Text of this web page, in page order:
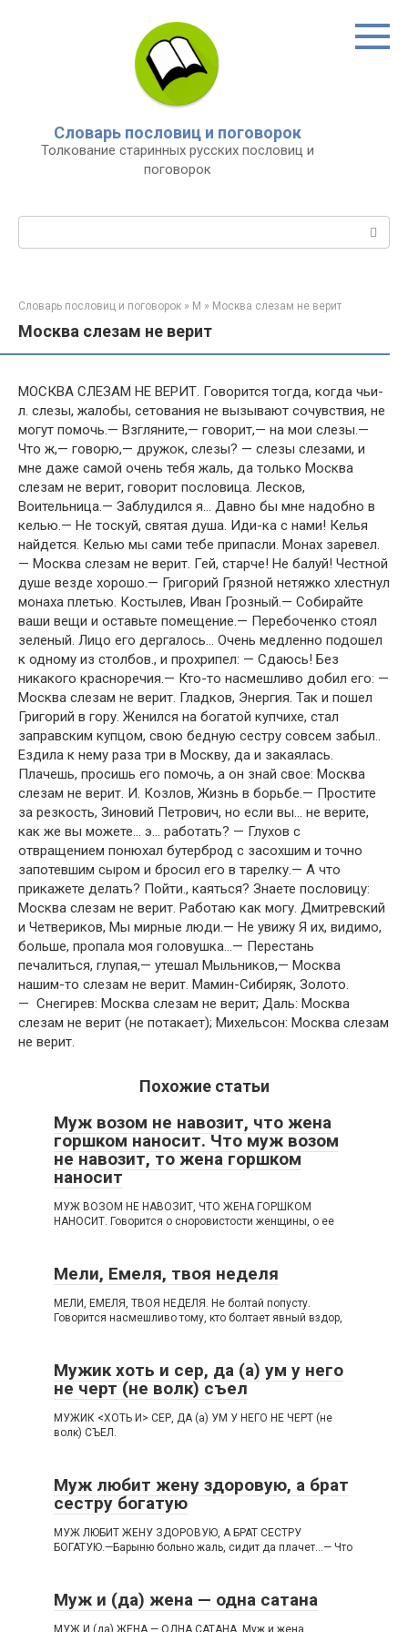
Словарь пословиц и поговорок
Толкование старинных русских пословиц и
поговорок
Словарь пословиц и поговорок » М » Москва слезам не верит
Москва слезам не верит
МОСКВА СЛЕЗАМ НЕ ВЕРИТ. Говорится тогда, когда чьи-
л. слезы, жалобы, сетования не вызывают сочувствия, не
могут помочь.— Взгляните,— говорит,— на мои слезы.—
Что ж,— говорю,— дружок, слезы? — слезы слезами, и
мне даже самой очень тебя жаль, да только Москва
слезам не верит, говорит пословица. Лесков,
Воительница.— Заблудился я… Давно бы мне надобно в
келью.— Не тоскуй, святая душа. Иди-ка с нами! Келья
найдется. Келью мы сами тебе припасли. Монах заревел.
— Москва слезам не верит. Гей, старче! Не балуй! Честной
душе везде хорошо.— Григорий Грязной нетяжко хлестнул
монаха плетью. Костылев, Иван Грозный.— Собирайте
ваши вещи и оставьте помещение.— Перебоченко стоял
зеленый. Лицо его дергалось… Очень медленно подошел
к одному из столбов., и прохрипел: — Сдаюсь! Без
никакого красноречия.— Кто-то насмешливо добил его: —
Москва слезам не верит. Гладков, Энергия. Так и пошел
Григорий в гору. Женился на богатой купчихе, стал
заправским купцом, свою бедную сестру совсем забыл..
Ездила к нему раза три в Москву, да и закаялась.
Плачешь, просишь его помочь, а он знай свое: Москва
слезам не верит. И. Козлов, Жизнь в борьбе.— Простите
за резкость, Зиновий Петрович, но если вы… не верите,
как же вы можете… э… работать? — Глухов с
отвращением понюхал бутерброд с засохшим и точно
запотевшим сыром и бросил его в тарелку.— А что
прикажете делать? Пойти., каяться? Знаете пословицу:
Москва слезам не верит. Работаю как могу. Дмитревский
и Четвериков, Мы мирные люди.— Не увижу Я их, видимо,
больше, пропала моя головушка…— Перестань
печалиться, глупая,— утешал Мыльников,— Москва
нашим-то слезам не верит. Мамин-Сибиряк, Золото.
— Снегирев: Москва слезам не верит; Даль: Москва
слезам не верит (не потакает); Михельсон: Москва слезам
не верит.
Похожие статьи
Муж возом не навозит, что жена
горшком наносит. Что муж возом
не навозит, то жена горшком
наносит
МУЖ ВОЗОМ НЕ НАВОЗИТ, ЧТО ЖЕНА ГОРШКОМ
НАНОСИТ. Говорится о сноровистости женщины, о ее
Мели, Емеля, твоя неделя
МЕЛИ, ЕМЕЛЯ, ТВОЯ НЕДЕЛЯ. Не болтай попусту.
Говорится насмешливо тому, кто болтает явный вздор,
Мужик хоть и сер, да (а) ум у него
не черт (не волк) съел
МУЖИК <ХОТЬ И> СЕР, ДА (а) УМ У НЕГО НЕ ЧЕРТ (не
волк) СЪЕЛ.
Муж любит жену здоровую, а брат
сестру богатую
МУЖ ЛЮБИТ ЖЕНУ ЗДОРОВУЮ, А БРАТ СЕСТРУ
БОГАТУЮ.—Барыню больно жаль, сидит да плачет…— Что
Муж и (да) жена — одна сатана
МУЖ И (да) ЖЕНА — ОДНА САТАНА. Муж и жена